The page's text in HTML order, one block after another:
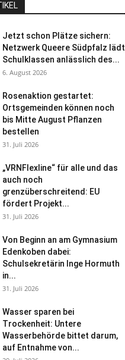
Jetzt schon Plätze sichern:
Netzwerk Queere Südpfalz lädt
Schulklassen anlässlich des...
6. August 2026
Rosenaktion gestartet:
Ortsgemeinden können noch
bis Mitte August Pflanzen
bestellen
31. Juli 2026
„VRNFlexline“ für alle und das
auch noch
grenzüberschreitend: EU
fördert Projekt...
31. Juli 2026
Von Beginn an am Gymnasium
Edenkoben dabei:
Schulsekretärin Inge Hormuth
in...
31. Juli 2026
Wasser sparen bei
Trockenheit: Untere
Wasserbehörde bittet darum,
auf Entnahme von...